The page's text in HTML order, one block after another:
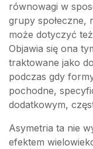
równowagi w
grupy społeczne,
może dotyczyć
Objawia się ona
traktowane jako
podczas gdy
pochodne,
dodatkowym,
Asymetria ta nie
efektem